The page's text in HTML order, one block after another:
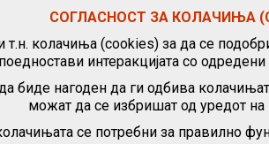
СОГЛАСНОСТ ЗА КОЛАЧИЊА
колачиња (cookies) за да се
интеракцијата со
биде нагоден да ги одбива
можат да се избришат од уредот на
се потребни за правилно